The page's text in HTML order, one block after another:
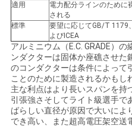
さ
い
ニ
ュ
ー
適用
電力配分ラインのために
される
標準
要望に応じてGB/T 1179
よびICEA
アルミニウム（E.C. GRADE）
ンダクターは固体か座礁させた
のコンダクターは条件によって
ことのために製造されるかもし
主な利点はより長いスパンを持
引張強さそしてライト級選手で
ばらしい直径が原因で大いによ
でき高い、また超高電圧架空送